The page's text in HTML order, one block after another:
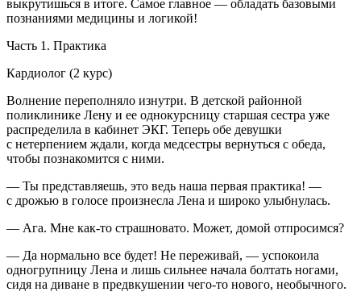
выкрутишься в итоге. Самое главное — обладать базовыми
познаниями медицины и логикой!
Часть 1. Практика
Кардиолог (2 курс)
Волнение переполняло изнутри. В детской районной
поликлинике Лену и ее однокурсницу старшая сестра уже
распределила в кабинет ЭКГ. Теперь обе девушки
с нетерпением ждали, когда медсестры вернуться с обеда,
чтобы познакомится с ними.
— Ты представляешь, это ведь наша первая практика! —
с дрожью в голосе произнесла Лена и широко улыбнулась.
— Ага. Мне как-то страшновато. Может, домой отпросимся?
— Да нормально все будет! Не переживай, — успокоила
одногрупницу Лена и лишь сильнее начала болтать ногами,
сидя на диване в предвкушении чего-то нового, необычного.